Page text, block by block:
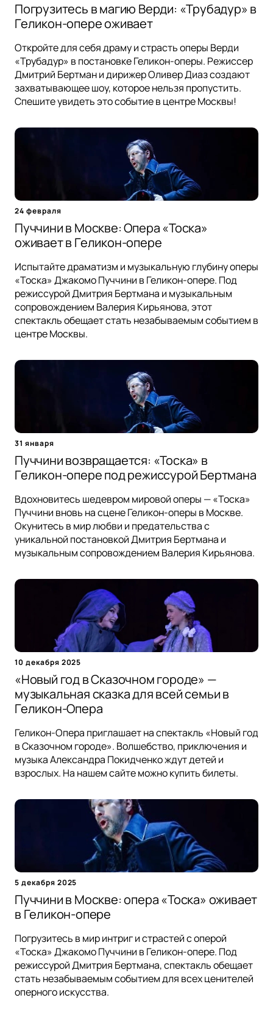
Погрузитесь в магию Верди: «Трубадур» в
Геликон-опере оживает
Откройте для себя драму и страсть оперы Верди
«Трубадур» в постановке Геликон-оперы. Режиссер
Дмитрий Бертман и дирижер Оливер Диаз создают
захватывающее шоу, которое нельзя пропустить.
Спешите увидеть это событие в центре Москвы!
24 февраля
Пуччини в Москве: Опера «Тоска»
оживает в Геликон-опере
Испытайте драматизм и музыкальную глубину оперы
«Тоска» Джакомо Пуччини в Геликон-опере. Под
режиссурой Дмитрия Бертмана и музыкальным
сопровождением Валерия Кирьянова, этот
спектакль обещает стать незабываемым событием в
центре Москвы.
31 января
Пуччини возвращается: «Тоска» в
Геликон-опере под режиссурой Бертмана
Вдохновитесь шедевром мировой оперы — «Тоска»
Пуччини вновь на сцене Геликон-оперы в Москве.
Окунитесь в мир любви и предательства с
уникальной постановкой Дмитрия Бертмана и
музыкальным сопровождением Валерия Кирьянова.
10 декабря 2025
«Новый год в Сказочном городе» —
музыкальная сказка для всей семьи в
Геликон-Опера
Геликон-Опера приглашает на спектакль «Новый год
в Сказочном городе». Волшебство, приключения и
музыка Александра Покидченко ждут детей и
взрослых. На нашем сайте можно купить билеты.
5 декабря 2025
Пуччини в Москве: опера «Тоска» оживает
в Геликон-опере
Погрузитесь в мир интриг и страстей с оперой
«Тоска» Джакомо Пуччини в Геликон-опере. Под
режиссурой Дмитрия Бертмана, спектакль обещает
стать незабываемым событием для всех ценителей
оперного искусства.